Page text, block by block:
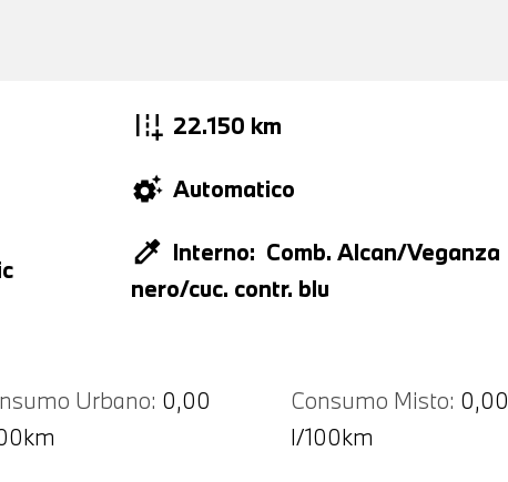
add_road 22.150 km
settings_suggestAutomatico
colorize Interno: Comb. Alcan/Veganza
nero/cuc. contr. blu
Urbano: 0,00
Consumo Misto: 0,00
l/100km